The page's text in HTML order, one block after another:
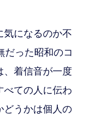
になるのか不
だった昭和のコ
、着信音が一度
べての人に伝わ
どうかは個人の